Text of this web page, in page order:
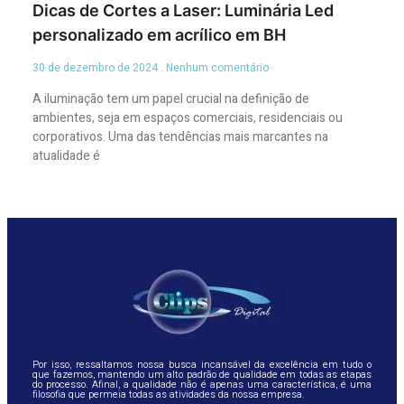
Dicas de Cortes a Laser: Luminária Led
personalizado em acrílico em BH
30 de dezembro de 2024 Nenhum comentário
A iluminação tem um papel crucial na definição de
ambientes, seja em espaços comerciais, residenciais ou
corporativos. Uma das tendências mais marcantes na
atualidade é
Por isso, ressaltamos nossa busca incansável da excelência em tudo o
que fazemos, mantendo um alto padrão de qualidade em todas as etapas
do processo. Afinal, a qualidade não é apenas uma característica, é uma
filosofia que permeia todas as atividades da nossa empresa.